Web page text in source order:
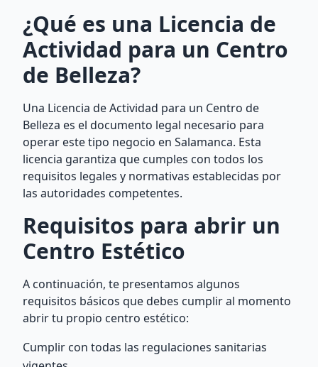
¿Qué es una Licencia de
Actividad para un Centro
de Belleza?
Una Licencia de Actividad para un Centro de
Belleza es el documento legal necesario para
operar este tipo negocio en Salamanca. Esta
licencia garantiza que cumples con todos los
requisitos legales y normativas establecidas por
las autoridades competentes.
Requisitos para abrir un
Centro Estético
A continuación, te presentamos algunos
requisitos básicos que debes cumplir al momento
abrir tu propio centro estético:
Cumplir con todas las regulaciones sanitarias